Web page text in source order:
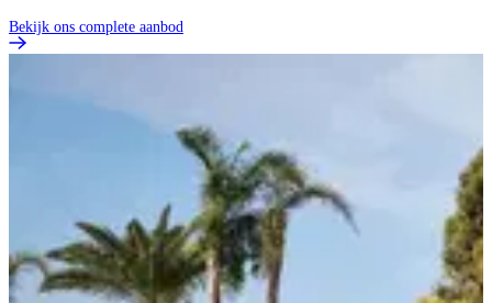
Bekijk ons complete aanbod